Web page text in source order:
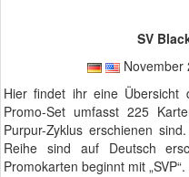
SV
November
Hier findet ihr eine Übersicht
Promo-Set umfasst 225
Purpur-Zyklus erschienen
Reihe sind auf Deutsch
Promokarten beginnt mit „SVP“.